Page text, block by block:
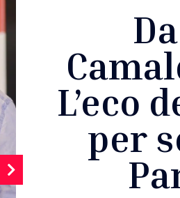
L’eco
per